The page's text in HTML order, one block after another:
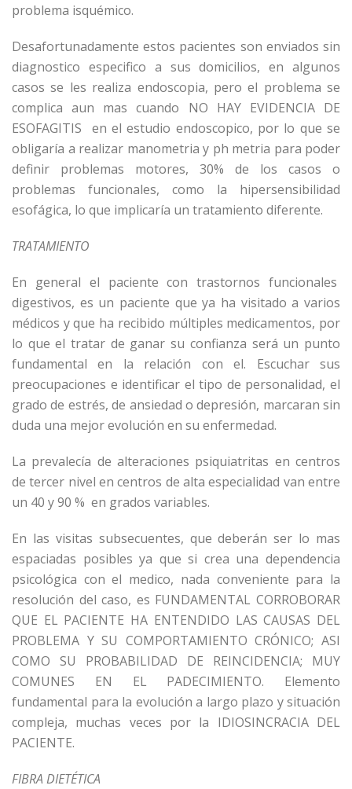
problema isquémico.
Desafortunadamente estos pacientes son enviados sin
diagnostico especifico a sus domicilios, en algunos
casos se les realiza endoscopia, pero el problema se
complica aun mas cuando NO HAY EVIDENCIA DE
ESOFAGITIS en el estudio endoscopico, por lo que se
obligaría a realizar manometria y ph metria para poder
definir problemas motores, 30% de los casos o
problemas funcionales, como la hipersensibilidad
esofágica, lo que implicaría un tratamiento diferente.
TRATAMIENTO
En general el paciente con trastornos funcionales
digestivos, es un paciente que ya ha visitado a varios
médicos y que ha recibido múltiples medicamentos, por
lo que el tratar de ganar su confianza será un punto
fundamental en la relación con el. Escuchar sus
preocupaciones e identificar el tipo de personalidad, el
grado de estrés, de ansiedad o depresión, marcaran sin
duda una mejor evolución en su enfermedad.
La prevalecía de alteraciones psiquiatritas en centros
de tercer nivel en centros de alta especialidad van entre
un 40 y 90 % en grados variables.
En las visitas subsecuentes, que deberán ser lo mas
espaciadas posibles ya que si crea una dependencia
psicológica con el medico, nada conveniente para la
resolución del caso, es FUNDAMENTAL CORROBORAR
QUE EL PACIENTE HA ENTENDIDO LAS CAUSAS DEL
PROBLEMA Y SU COMPORTAMIENTO CRÓNICO; ASI
COMO SU PROBABILIDAD DE REINCIDENCIA; MUY
COMUNES EN EL PADECIMIENTO. Elemento
fundamental para la evolución a largo plazo y situación
compleja, muchas veces por la IDIOSINCRACIA DEL
PACIENTE.
FIBRA DIETÉTICA